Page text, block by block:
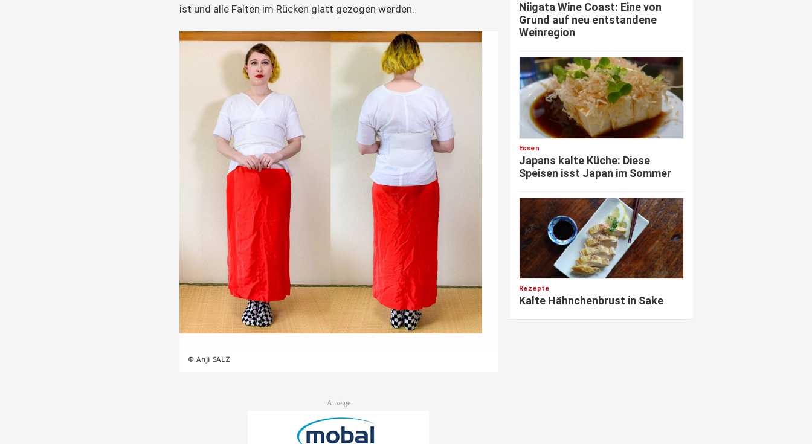
ist und alle Falten im Rücken glatt gezogen werden.
© Anji SALZ
Niigata Wine Coast: Eine von
Grund auf neu entstandene
Weinregion
Essen
Japans kalte Küche: Diese
Speisen isst Japan im Sommer
Rezepte
Kalte Hähnchenbrust in Sake